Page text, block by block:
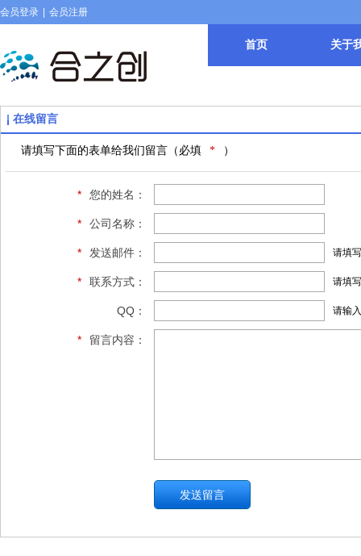
首页 关于
会员登录 会员注册
在线留言
请填写下面的表单给我们留言（必填 * ）
* 您的姓名：
* 公司名称：
* 发送邮件： 请填
* 联系方式： 请填
QQ： 请输
* 留言内容：